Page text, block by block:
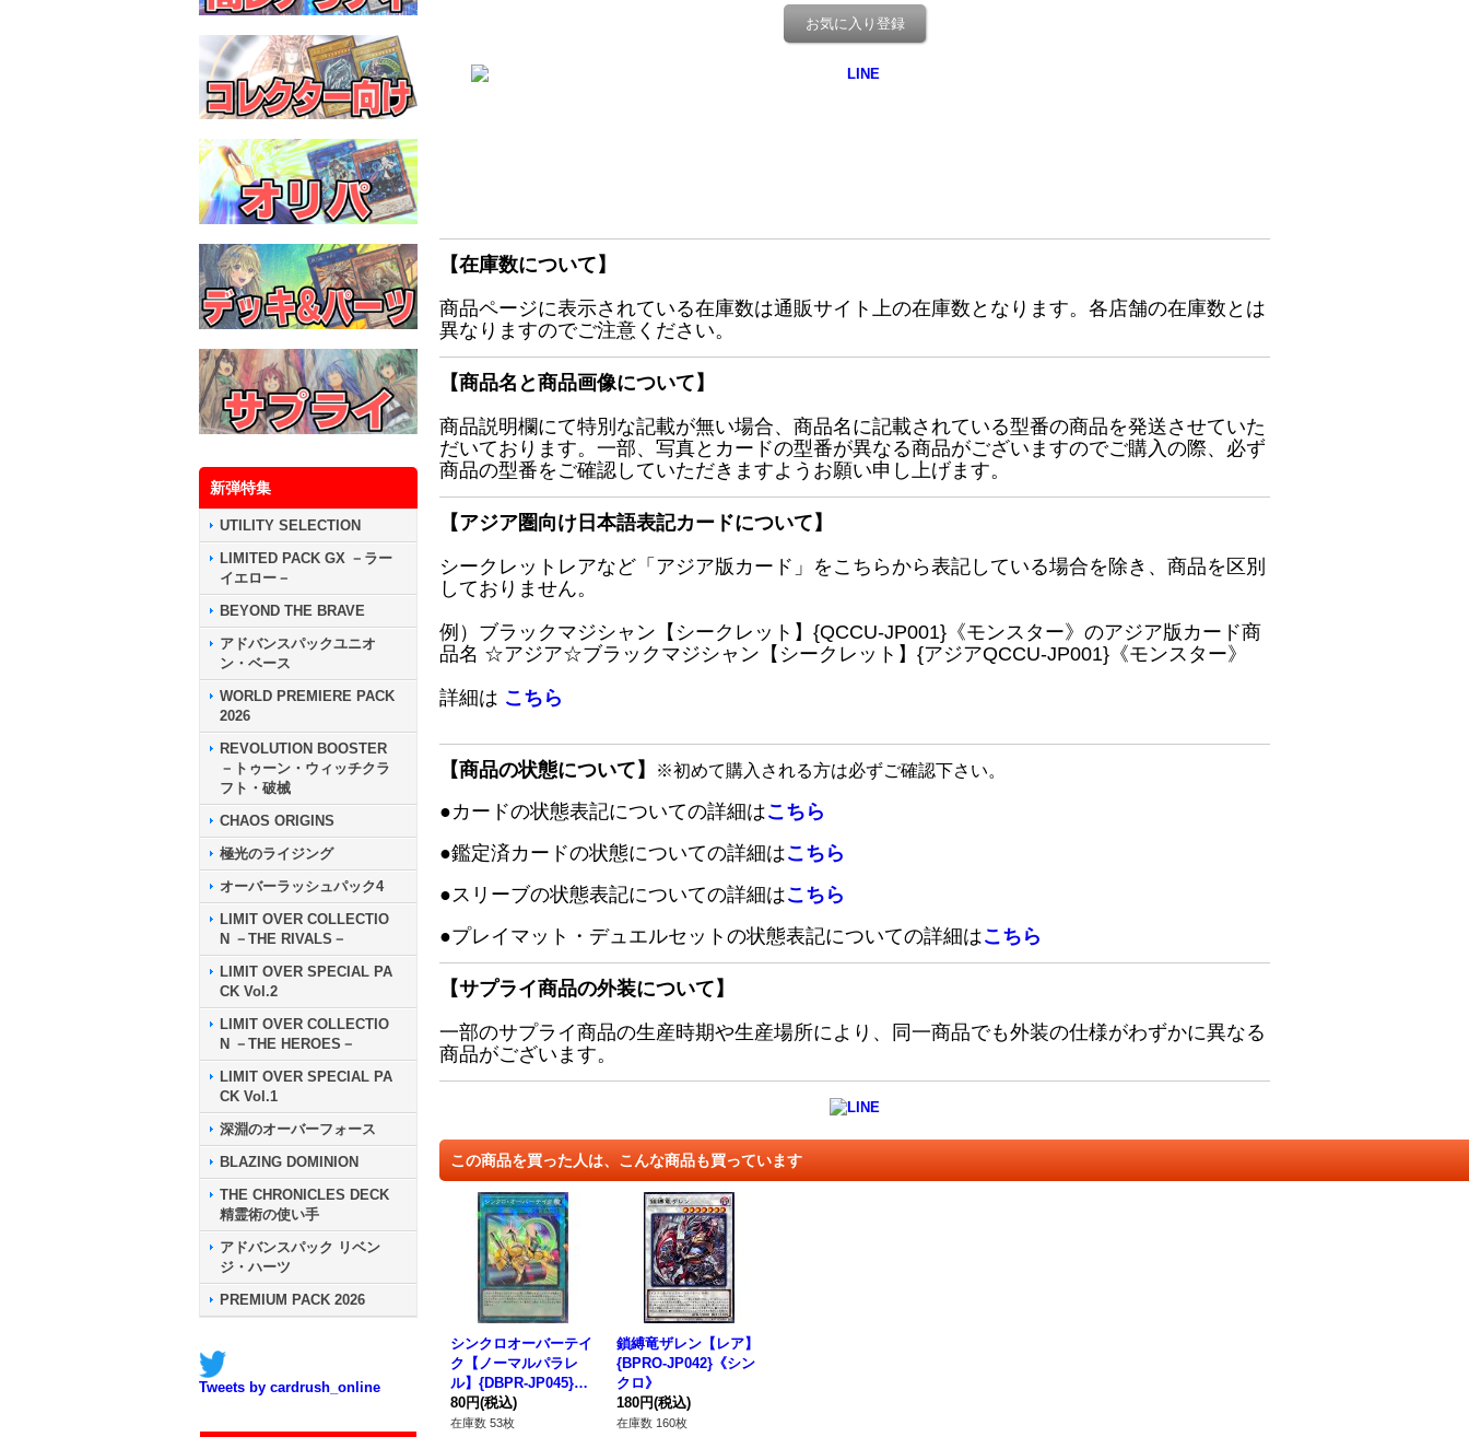
新弾特集
UTILITY SELECTION
LIMITED PACK GX －ラー
イエロー－
BEYOND THE BRAVE
アドバンスパックユニオ
ン・ベース
WORLD PREMIERE PACK
2026
REVOLUTION BOOSTER
－トゥーン・ウィッチクラ
フト・破械
CHAOS ORIGINS
極光のライジング
オーバーラッシュパック4
LIMIT OVER COLLECTIO
N －THE RIVALS－
LIMIT OVER SPECIAL PA
CK Vol.2
LIMIT OVER COLLECTIO
N －THE HEROES－
LIMIT OVER SPECIAL PA
CK Vol.1
深淵のオーバーフォース
BLAZING DOMINION
THE CHRONICLES DECK
精霊術の使い手
アドバンスパック リベン
ジ・ハーツ
PREMIUM PACK 2026
Tweets by cardrush_online
お気に入り登録
【在庫数について】
商品ページに表示されている在庫数は通販サイト上の在庫数となります。各店舗の在庫数とは
異なりますのでご注意ください。
【商品名と商品画像について】
商品説明欄にて特別な記載が無い場合、商品名に記載されている型番の商品を発送させていた
だいております。一部、写真とカードの型番が異なる商品がございますのでご購入の際、必ず
商品の型番をご確認していただきますようお願い申し上げます。
【アジア圏向け日本語表記カードについて】
シークレットレアなど「アジア版カード」をこちらから表記している場合を除き、商品を区別
しておりません。
例）ブラックマジシャン【シークレット】{QCCU-JP001}《モンスター》のアジア版カード商
品名 ☆アジア☆ブラックマジシャン【シークレット】{アジアQCCU-JP001}《モンスター》
詳細は こちら
【商品の状態について】 ※初めて購入される方は必ずご確認下さい。
●カードの状態表記についての詳細はこちら
●鑑定済カードの状態についての詳細はこちら
●スリーブの状態表記についての詳細はこちら
●プレイマット・デュエルセットの状態表記についての詳細はこちら
【サプライ商品の外装について】
一部のサプライ商品の生産時期や生産場所により、同一商品でも外装の仕様がわずかに異なる
商品がございます。
この商品を買った人は、こんな商品も買っています
シンクロオーバーテイ
ク【ノーマルパラレ
ル】{DBPR-JP045}
《魔法》
80円(税込)
在庫数 53枚
鎖縛竜ザレン【レア】
{BPRO-JP042}《シン
クロ》
180円(税込)
在庫数 160枚